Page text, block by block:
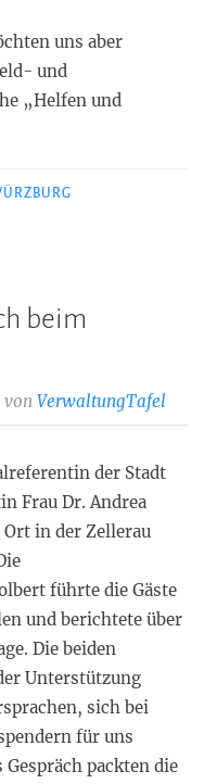
uns aber
und
„Helfen und
beim
vonVerwaltungTafel
der Stadt
Frau Dr. Andrea
in der Zellerau
führte die Gäste
und berichtete über
Die beiden
Unterstützung
sich bei
für uns
packten die